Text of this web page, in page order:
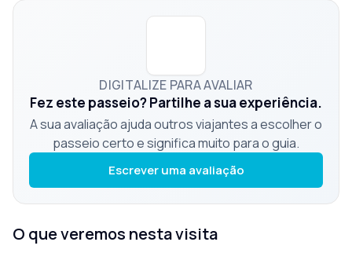
DIGITALIZE PARA AVALIAR
Fez este passeio? Partilhe a sua experiência.
A sua avaliação ajuda outros viajantes a escolher o
passeio certo e significa muito para o guia.
Escrever uma avaliação
O que veremos nesta visita